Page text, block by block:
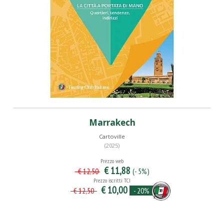
Marrakech
Cartoville
(2025)
Prezzo web
€ 12,50 € 11,88 (- 5%)
Prezzo iscritti TCI
€ 12,50 € 10,00 - 20%